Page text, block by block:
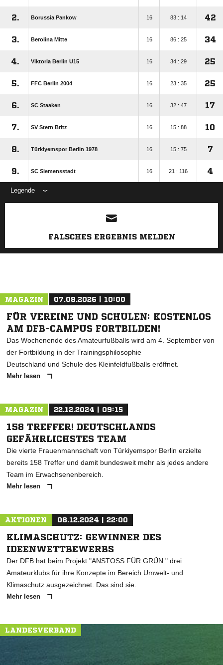
2. Borussia Pankow 16 83 : 14 42
3. Berolina Mitte 16 86 : 25 34
4. Viktoria Berlin U15 16 34 : 29 25
5. FFC Berlin 2004 16 23 : 35 25
6. SC Staaken 16 32 : 47 17
7. SV Stern Britz 16 15 : 88 10
8. Türkiyemspor Berlin 1978 16 15 : 75 7
9. SC Siemensstadt 16 21 : 116 4
Legende
ANZEIGE
FALSCHES ERGEBNIS MELDEN
MAGAZIN 07.08.2026 | 10:00
FÜR VEREINE UND SCHULEN: KOSTENLOS
AM DFB-CAMPUS FORTBILDEN!
Das Wochenende des Amateurfußballs wird am 4. September von
der Fortbildung in der Trainingsphilosophie
Deutschland und Schule des Kleinfeldfußballs eröffnet.
Mehr lesen
MAGAZIN 22.12.2024 | 09:15
158 TREFFER! DEUTSCHLANDS
GEFÄHRLICHSTES TEAM
Die vierte Frauenmannschaft von Türkiyemspor Berlin erzielte
bereits 158 Treffer und damit bundesweit mehr als jedes andere
Team im Erwachsenenbereich.
Mehr lesen
AKTIONEN 08.12.2024 | 22:00
KLIMASCHUTZ: GEWINNER DES
IDEENWETTBEWERBS
Der DFB hat beim Projekt "ANSTOSS FÜR GRÜN " drei
Amateurklubs für ihre Konzepte im Bereich Umwelt- und
Klimaschutz ausgezeichnet. Das sind sie.
Mehr lesen
LANDESVERBAND